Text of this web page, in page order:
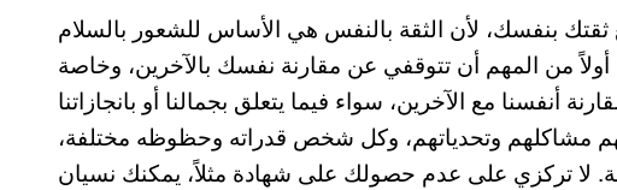
ثقتك بنفسك، لأن الثقة بالنفس هي الأساس للشعور بالسلام
من المهم أن تتوقفي عن مقارنة نفسك بالآخرين، وخاصة
أنفسنا مع الآخرين، سواء فيما يتعلق بجمالنا أو بانجازاتنا
مشاكلهم وتحدياتهم، وكل شخص قدراته وحظوظه مختلفة،
لا تركزي على عدم حصولك على شهادة مثلاً، يمكنك نسيان